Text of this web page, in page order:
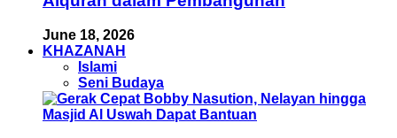
June 18, 2026
KHAZANAH
Islami
Seni Budaya